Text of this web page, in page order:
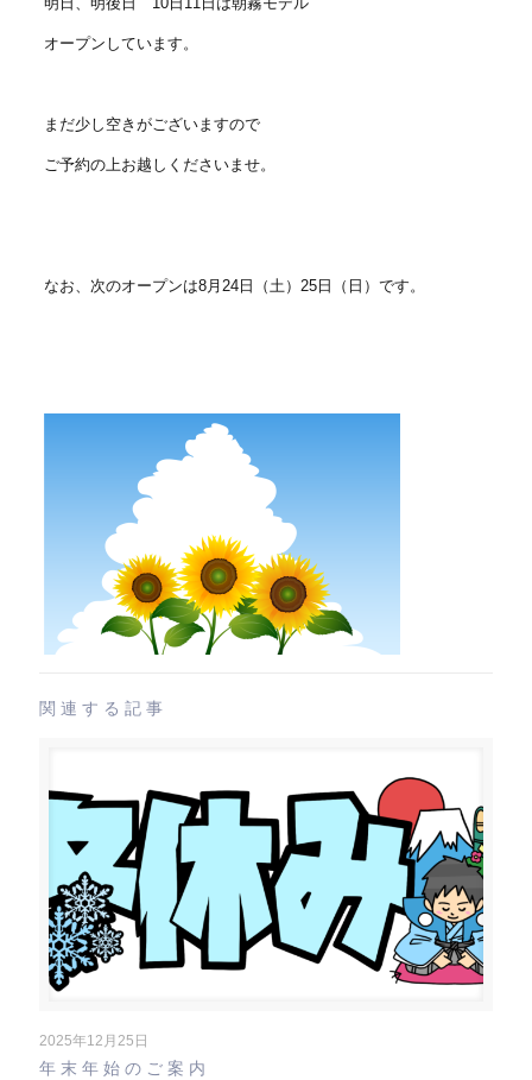
オープンしています。
まだ少し空きがございますので
ご予約の上お越しくださいませ。
なお、次のオープンは8月24日（土）25日（日）です。
関連する記事
2025年12月25日
年末年始のご案内